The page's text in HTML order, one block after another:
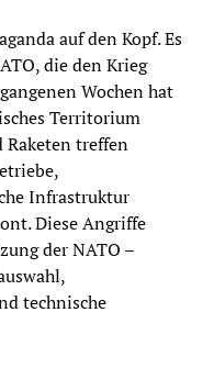
auf den Kopf. Es
die den Krieg
Wochen hat
Territorium
Raketen treffen
Infrastruktur
Diese Angriffe
der NATO –
technische